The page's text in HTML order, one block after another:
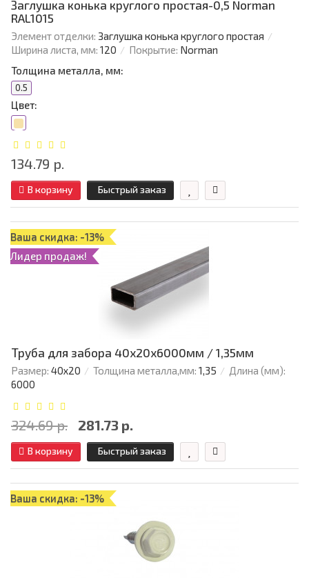
Заглушка конька круглого простая-0,5 Norman
RAL1015
Элемент отделки: Заглушка конька круглого простая
Ширина листа, мм: 120 Покрытие: Norman
Толщина металла, мм:
0.5
Цвет:
134.79 р.
В корзину Быстрый заказ
Ваша скидка: -13%
Лидер продаж!
Труба для забора 40х20x6000мм / 1,35мм
Размер: 40х20 Толщина металла,мм: 1,35
Длина (мм):
6000
324.69 р. 281.73 р.
В корзину Быстрый заказ
Ваша скидка: -13%